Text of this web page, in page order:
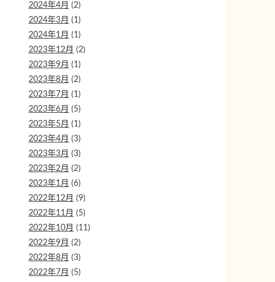
2024年4月 (2)
2024年3月 (1)
2024年1月 (1)
2023年12月 (2)
2023年9月 (1)
2023年8月 (2)
2023年7月 (1)
2023年6月 (5)
2023年5月 (1)
2023年4月 (3)
2023年3月 (3)
2023年2月 (2)
2023年1月 (6)
2022年12月 (9)
2022年11月 (5)
2022年10月 (11)
2022年9月 (2)
2022年8月 (3)
2022年7月 (5)